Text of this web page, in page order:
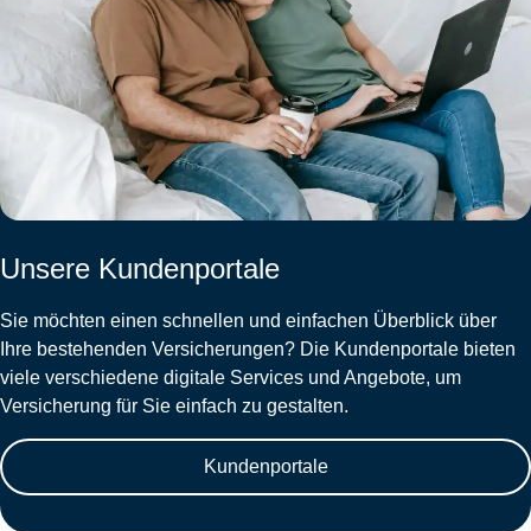
Unsere Kundenportale
Sie möchten einen schnellen und einfachen Überblick über
Ihre bestehenden Versicherungen? Die Kundenportale bieten
viele verschiedene digitale Services und Angebote, um
Versicherung für Sie einfach zu gestalten.
Kundenportale